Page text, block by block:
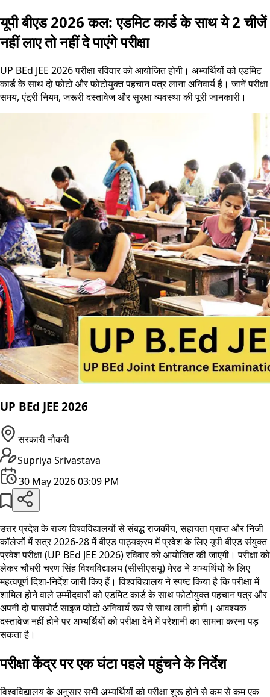
यूपी बीएड 2026 कल: एडमिट कार्ड के साथ ये 2 चीजें
नहीं लाए तो नहीं दे पाएंगे परीक्षा
UP BEd JEE 2026 परीक्षा रविवार को आयोजित होगी। अभ्यर्थियों को एडमिट
कार्ड के साथ दो फोटो और फोटोयुक्त पहचान पत्र लाना अनिवार्य है। जानें परीक्षा
समय, एंट्री नियम, जरूरी दस्तावेज और सुरक्षा व्यवस्था की पूरी जानकारी।
UP BEd JEE 2026
सरकारी नौकरी
Supriya Srivastava
30 May 2026 03:09 PM
उत्तर प्रदेश के राज्य विश्वविद्यालयों से संबद्ध राजकीय, सहायता प्राप्त और निजी
कॉलेजों में सत्र 2026-28 में बीएड पाठ्यक्रम में प्रवेश के लिए यूपी बीएड संयुक्त
प्रवेश परीक्षा (UP BEd JEE 2026) रविवार को आयोजित की जाएगी। परीक्षा को
लेकर चौधरी चरण सिंह विश्वविद्यालय (सीसीएसयू) मेरठ ने अभ्यर्थियों के लिए
महत्वपूर्ण दिशा-निर्देश जारी किए हैं। विश्वविद्यालय ने स्पष्ट किया है कि परीक्षा में
शामिल होने वाले उम्मीदवारों को एडमिट कार्ड के साथ फोटोयुक्त पहचान पत्र और
अपनी दो पासपोर्ट साइज फोटो अनिवार्य रूप से साथ लानी होंगी। आवश्यक
दस्तावेज नहीं होने पर अभ्यर्थियों को परीक्षा देने में परेशानी का सामना करना पड़
सकता है।
परीक्षा केंद्र पर एक घंटा पहले पहुंचने के निर्देश
विश्वविद्यालय के अनुसार सभी अभ्यर्थियों को परीक्षा शुरू होने से कम से कम एक